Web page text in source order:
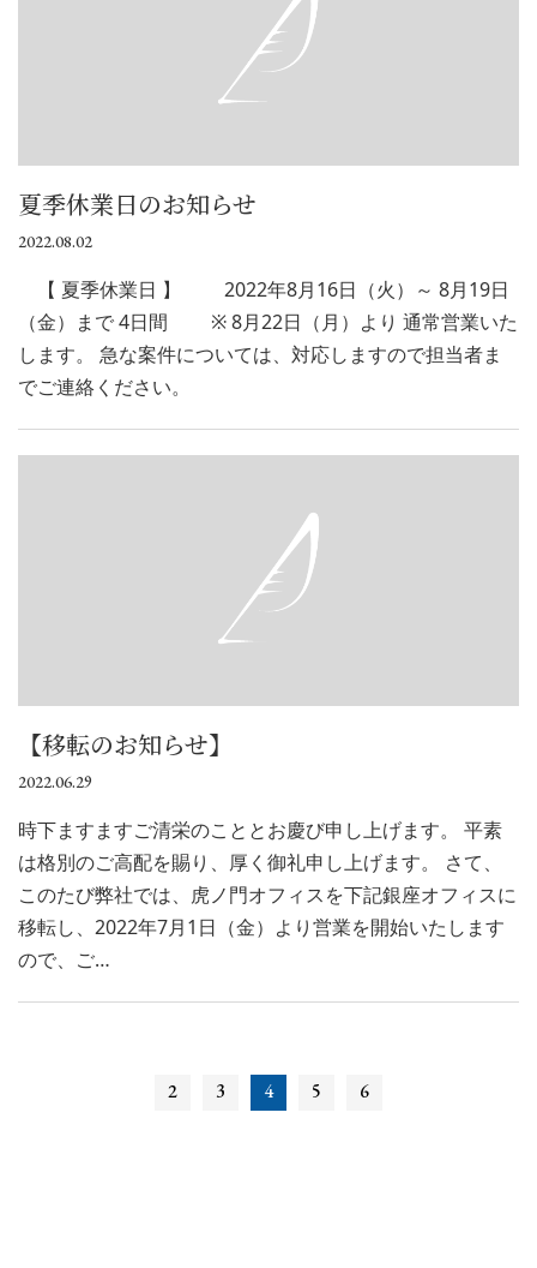
夏季休業日のお知らせ
2022.08.02
【 夏季休業日 】 2022年8月16日（火）～ 8月19日
（金）まで 4日間 ※ 8月22日（月）より 通常営業いた
します。 急な案件については、対応しますので担当者ま
でご連絡ください。
【移転のお知らせ】
2022.06.29
時下ますますご清栄のこととお慶び申し上げます。 平素
は格別のご高配を賜り、厚く御礼申し上げます。 さて、
このたび弊社では、虎ノ門オフィスを下記銀座オフィスに
移転し、2022年7月1日（金）より営業を開始いたします
ので、ご…
2 3 4 5 6